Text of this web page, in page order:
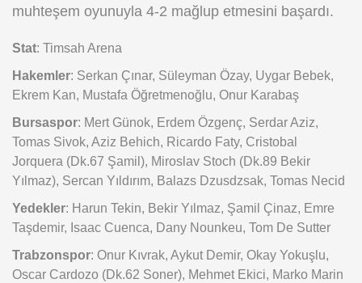
Android
iOS
muhteşem oyunuyla 4-2 mağlup etmesini başardı.
Stat: Timsah Arena
Hakemler: Serkan Çınar, Süleyman Özay, Uygar Bebek,
Ekrem Kan, Mustafa Öğretmenoğlu, Onur Karabaş
Bursaspor: Mert Günok, Erdem Özgenç, Serdar Aziz,
Tomas Sivok, Aziz Behich, Ricardo Faty, Cristobal
Jorquera (Dk.67 Şamil), Miroslav Stoch (Dk.89 Bekir
Yılmaz), Sercan Yıldırım, Balazs Dzusdzsak, Tomas Necid
Yedekler: Harun Tekin, Bekir Yılmaz, Şamil Çinaz, Emre
Taşdemir, Isaac Cuenca, Dany Nounkeu, Tom De Sutter
Trabzonspor: Onur Kıvrak, Aykut Demir, Okay Yokuşlu,
Oscar Cardozo (Dk.62 Soner), Mehmet Ekici, Marko Marin